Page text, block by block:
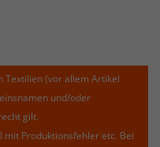
Textilien (vor allem Artikel
und/oder
gilt.
Produktionsfehler etc. Bei